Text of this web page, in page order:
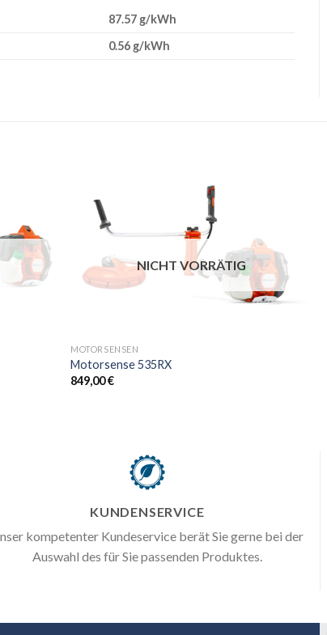
87.57 g/kWh
0.56 g/kWh
NICHT VORRÄTIG
MOTORSENSEN
Motorsense 535RX
849,00€
KUNDENSERVICE
kompetenter Kundeservice berät Sie gerne bei der
Auswahl des für Sie passenden Produktes.